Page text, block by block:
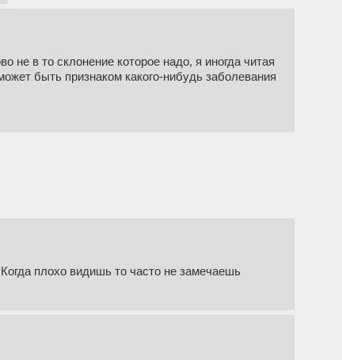
не в то склонение которое надо, я иногда читая
быть признаком какого-нибудь заболевания
плохо видишь то часто не замечаешь